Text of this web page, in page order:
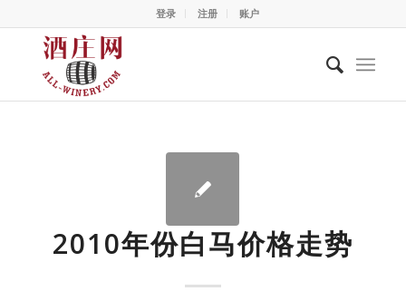
登录 注册 账户
2010年份白马价格走势